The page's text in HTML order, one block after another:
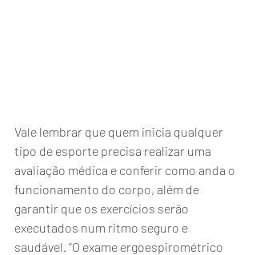
Vale lembrar que quem inicia qualquer
tipo de esporte precisa realizar uma
avaliação médica e conferir como anda o
funcionamento do corpo, além de
garantir que os exercícios serão
executados num ritmo seguro e
saudável. “O exame ergoespirométrico